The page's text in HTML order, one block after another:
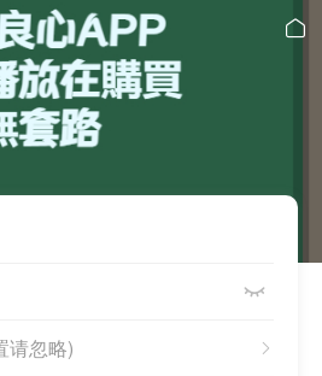



请忽略)